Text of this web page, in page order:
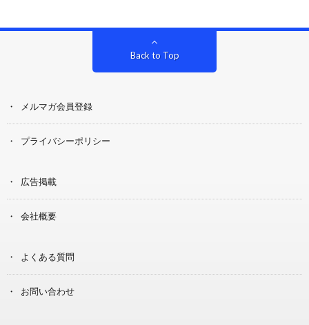
Back to Top
メルマガ会員登録
プライバシーポリシー
広告掲載
会社概要
よくある質問
お問い合わせ